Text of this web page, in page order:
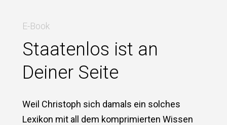
E-Book
Staatenlos ist an
Deiner Seite
Weil Christoph sich damals ein solches
Lexikon mit all dem komprimierten Wissen